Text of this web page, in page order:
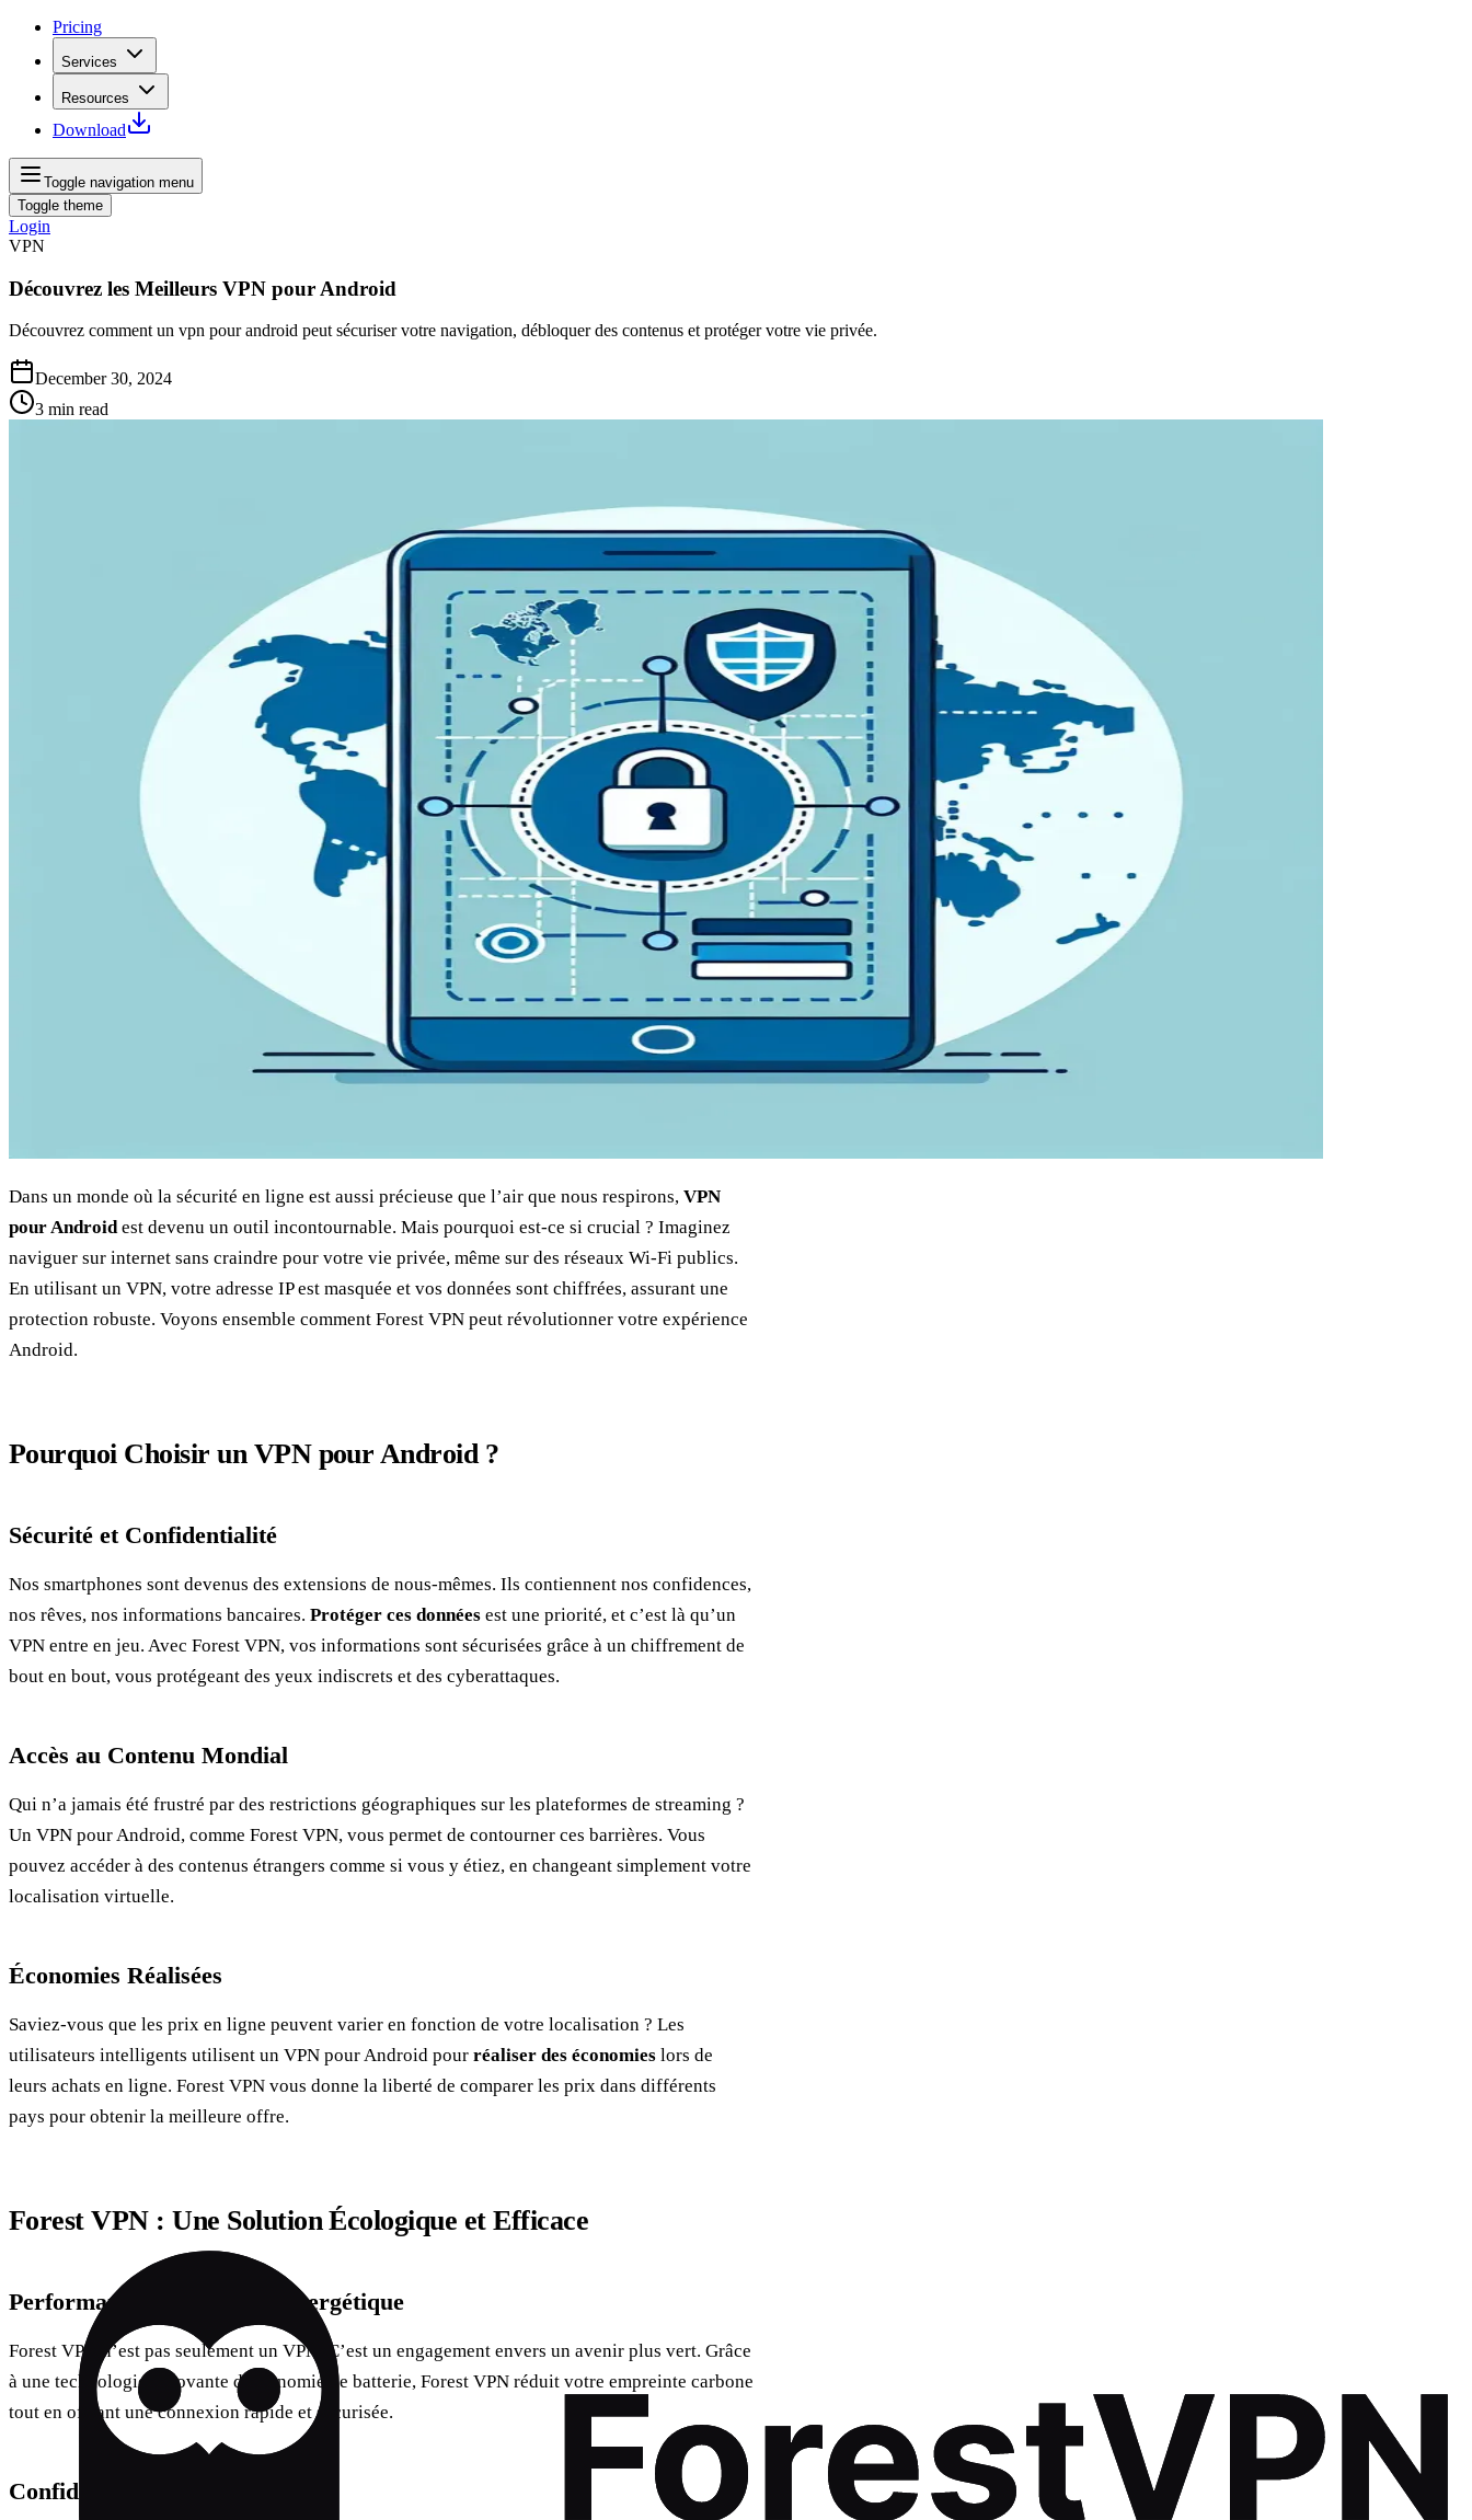
Pricing
Services
Resources
Download
Toggle navigation menu
Toggle theme
Login
VPN
Découvrez les Meilleurs VPN pour Android
Découvrez comment un vpn pour android peut sécuriser votre navigation, débloquer des contenus et protéger votre vie privée.
December 30, 2024
3 min read
Dans un monde où la sécurité en ligne est aussi précieuse que l’air que nous respirons, VPN
pour Androidest devenu un outil incontournable. Mais pourquoi est-ce si crucial ? Imaginez
naviguer sur internet sans craindre pour votre vie privée, même sur des réseaux Wi-Fi publics.
En utilisant un VPN, votre adresse IP est masquée et vos données sont chiffrées, assurant une
protection robuste. Voyons ensemble comment Forest VPN peut révolutionner votre expérience
Android.
Pourquoi Choisir un VPN pour Android ?
Sécurité et Confidentialité
Nos smartphones sont devenus des extensions de nous-mêmes. Ils contiennent nos confidences,
nos rêves, nos informations bancaires. Protéger ces données est une priorité, et c’est là qu’un
VPN entre en jeu. Avec Forest VPN, vos informations sont sécurisées grâce à un chiffrement de
bout en bout, vous protégeant des yeux indiscrets et des cyberattaques.
Accès au Contenu Mondial
Qui n’a jamais été frustré par des restrictions géographiques sur les plateformes de streaming ?
Un VPN pour Android, comme Forest VPN, vous permet de contourner ces barrières. Vous
pouvez accéder à des contenus étrangers comme si vous y étiez, en changeant simplement votre
localisation virtuelle.
Économies Réalisées
Saviez-vous que les prix en ligne peuvent varier en fonction de votre localisation ? Les
utilisateurs intelligents utilisent un VPN pour Android pour réaliser des économies lors de
leurs achats en ligne. Forest VPN vous donne la liberté de comparer les prix dans différents
pays pour obtenir la meilleure offre.
Forest VPN : Une Solution Écologique et Efficace
Performance et Efficacité Énergétique
Forest VPN n’est pas seulement un VPN. C’est un engagement envers un avenir plus vert. Grâce
à une technologie innovante d’économie de batterie, Forest VPN réduit votre empreinte carbone
tout en offrant une connexion rapide et sécurisée.
Confidentialité Totale